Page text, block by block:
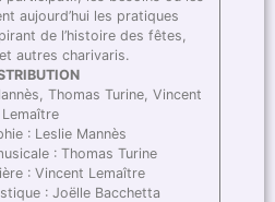
aujourd’hui les pratiques
de l’histoire des fêtes,
autres charivaris.
Thomas Turine, Vincent
Lemaître
: Leslie Mannès
: Thomas Turine
: Vincent Lemaître
: Joëlle Bacchetta